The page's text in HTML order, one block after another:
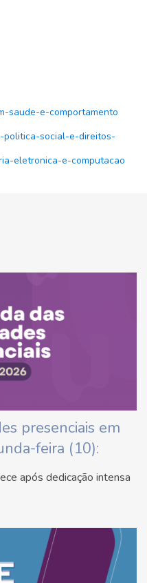
saude-e-comportamento
politica-social-e-direitos-
eletronica-e-computacao
presenciais em
feira (10):
após dedicação intensa